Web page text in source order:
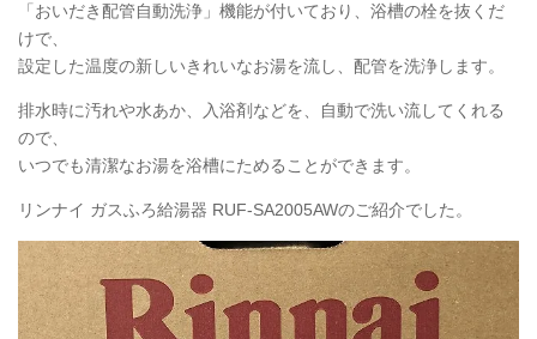
「おいだき配管自動洗浄」機能が付いており、浴槽の栓を抜くだ
けで、
設定した温度の新しいきれいなお湯を流し、配管を洗浄します。
排水時に汚れや水あか、入浴剤などを、自動で洗い流してくれる
ので、
いつでも清潔なお湯を浴槽にためることができます。
リンナイ ガスふろ給湯器 RUF-SA2005AWのご紹介でした。